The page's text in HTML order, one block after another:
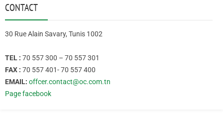
CONTACT
30 Rue Alain Savary, Tunis 1002
TEL : 70 557 300 – 70 557 301
FAX : 70 557 401- 70 557 400
EMAIL: offcer.contact@oc.com.tn
Page facebook